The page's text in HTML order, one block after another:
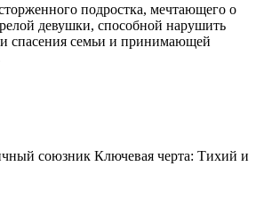
подростка, мечтающего о
девушки, способной нарушить
спасения семьи и принимающей
союзник Ключевая черта: Тихий и